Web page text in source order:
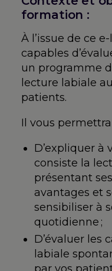
auditifs
formation :
À l’issue de ce
capables
un programme
lecture labiale
patients.
Il vous permettra
D’expliquer à
consiste la
présentant
avantages et
sensibiliser à
quotidienne ;
D’évaluer les
labiale